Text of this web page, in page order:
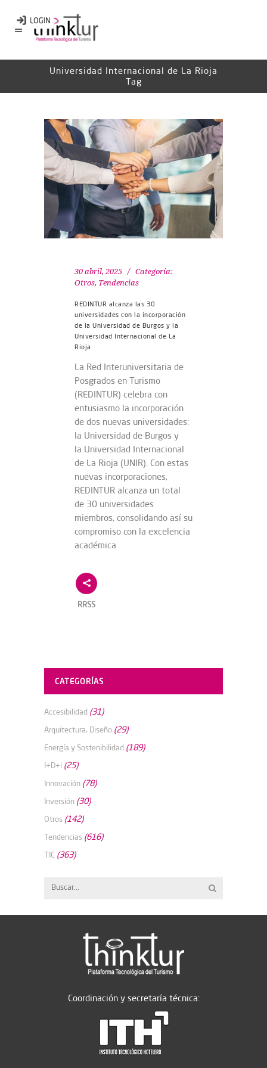
Universidad Internacional de La Rioja
Tag
30 abril, 2025
Categoría:
Otros, Tendencias
REDINTUR alcanza las 30
universidades con la incorporación
de la Universidad de Burgos y la
Universidad Internacional de La
Rioja
La Red Interuniversitaria de
Posgrados en Turismo
(REDINTUR) celebra con
entusiasmo la incorporación
de dos nuevas universidades:
la Universidad de Burgos y
la Universidad Internacional
de La Rioja (UNIR). Con estas
nuevas incorporaciones,
REDINTUR alcanza un total
de 30 universidades
miembros, consolidando así su
compromiso con la excelencia
académica
RRSS
CATEGORÍAS
Accesibilidad (31)
Arquitectura, Diseño (29)
Energía y Sostenibilidad (189)
I+D+i (25)
Innovación (78)
Inversión (30)
Otros (142)
Tendencias (616)
TIC (363)
Coordinación y secretaría técnica: